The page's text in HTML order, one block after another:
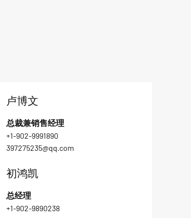
卢博文
总裁兼销售经理
+1-902-9991890
397275235@qq.com
初鸿凯
总经理
+1-902-9890238